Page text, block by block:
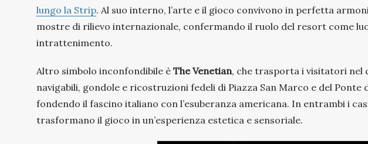
lungo la Strip. Al suo interno, l’arte e il gioco convivono in perfetta
mostre di rilievo internazionale, confermando il ruolo del resort come
intrattenimento.
Altro simbolo inconfondibile è The Venetian, che trasporta i visitatori nel
navigabili, gondole e ricostruzioni fedeli di Piazza San Marco e del Ponte
fondendo il fascino italiano con l’esuberanza americana. In entrambi i
trasformano il gioco in un’esperienza estetica e sensoriale.